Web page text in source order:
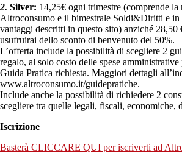
2. Silver: 14,25€ ogni trimestre (comprende la
Altroconsumo e il bimestrale Soldi&Diritti e
vantaggi descritti in questo sito) anziché 28,50
usufruirai dello sconto di benvenuto del 50%.
L’offerta include la possibilità di scegliere 2
regalo, al solo costo delle spese
Guida Pratica richiesta. Maggiori dettagli
www.altroconsumo.it/guidepratiche.
Include anche la possibilità di richiedere 2
scegliere tra quelle legali, fiscali, economiche,
Iscrizione
Basterà CLICCARE QUI per iscriverti ad